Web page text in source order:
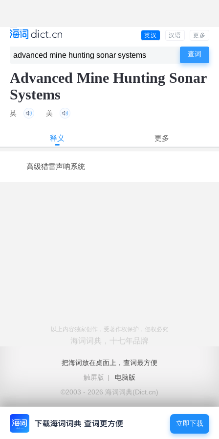
英汉 汉语 更多
Advanced Mine Hunting Sonar
Systems
英 美
释义 更多
高级猎雷声呐系统
以上内容独家创作，受著作权保护，侵权必究
海词词典，十七年品牌
把海词放在桌面上，查词最方便
触屏版
|
电脑版
©2003 - 2026 海词词典(Dict.cn)
立即下载
立即下载